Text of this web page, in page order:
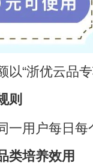
以“浙优云品
则
一用户每日
类培养效用